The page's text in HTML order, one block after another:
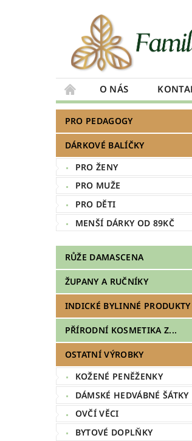
O NÁS
PRO PEDAGOGY
DÁRKOVÉ BALÍČKY
PRO ŽENY
PRO MUŽE
PRO DĚTI
MENŠÍ DÁRKY OD 89KČ
RŮŽE DAMASCENA
ŽUPANY A RUČNÍKY
INDICKÉ BYLINNÉ PRODUKTY
PŘÍRODNÍ KOSMETIKA Z...
OSTATNÍ VÝROBKY
KOŽENÉ PENĚŽENKY
DÁMSKÉ HEDVÁBNÉ ŠÁTKY
OVČÍ VĚCI
BYTOVÉ DOPLŇKY